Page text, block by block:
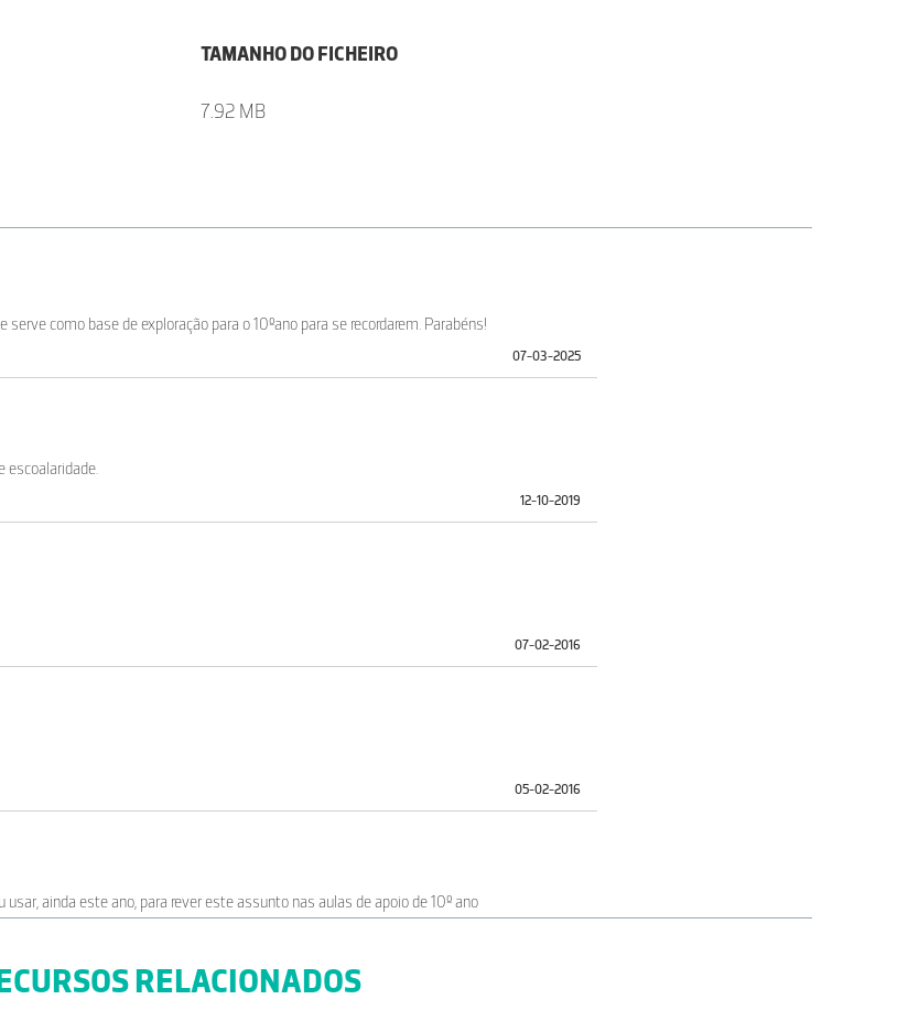
TAMANHO DO FICHEIRO
7.92 MB
serve como base de exploração para o 10ºano para se recordarem. Parabéns!
07-03-2025
escoalaridade.
12-10-2019
07-02-2016
05-02-2016
ainda este ano, para rever este assunto nas aulas de apoio de 10º ano
RELACIONADOS